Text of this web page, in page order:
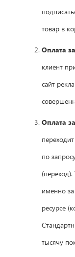
товар в
Оплата
клиент
сайт
Оплата
по
именно
ресурсе
тысячу